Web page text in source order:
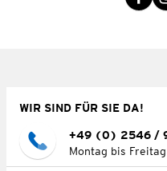
WIR SIND FÜR SIE DA!
+49 (0) 2546 /
Montag bis Freitag